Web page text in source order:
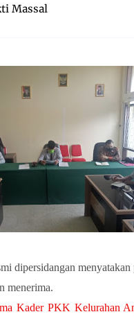
Massal
dipersidangan
menerima.
Kader PKK Kelurahan